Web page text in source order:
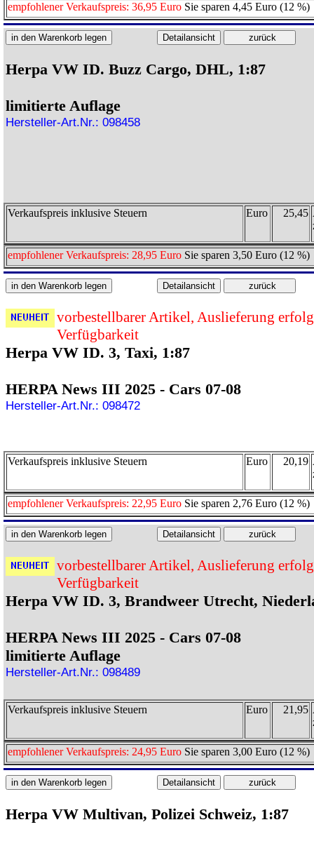
empfohlener Verkaufspreis: 36,95 Euro Sie sparen 4,45 Euro (12 %)
Herpa VW ID. Buzz Cargo, DHL, 1:87
limitierte Auflage
Hersteller-Art.Nr.: 098458
Verkaufspreis inklusive Steuern Euro 25,45
empfohlener Verkaufspreis: 28,95 Euro Sie sparen 3,50 Euro (12 %)
vorbestellbarer Artikel, Auslieferung
Verfügbarkeit
Herpa VW ID. 3, Taxi, 1:87
HERPA News III 2025 - Cars 07-08
Hersteller-Art.Nr.: 098472
Verkaufspreis inklusive Steuern Euro 20,19
empfohlener Verkaufspreis: 22,95 Euro Sie sparen 2,76 Euro (12 %)
vorbestellbarer Artikel, Auslieferung
Verfügbarkeit
Herpa VW ID. 3, Brandweer Utrecht,
HERPA News III 2025 - Cars 07-08
limitierte Auflage
Hersteller-Art.Nr.: 098489
Verkaufspreis inklusive Steuern Euro 21,95
empfohlener Verkaufspreis: 24,95 Euro Sie sparen 3,00 Euro (12 %)
Herpa VW Multivan, Polizei Schweiz, 1:87